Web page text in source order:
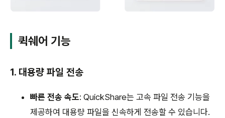
퀵쉐어 기능
1. 대용량 파일 전송
빠른 전송 속도: QuickShare는 고속 파일 전송 기능을
제공하여 대용량 파일을 신속하게 전송할 수 있습니다.